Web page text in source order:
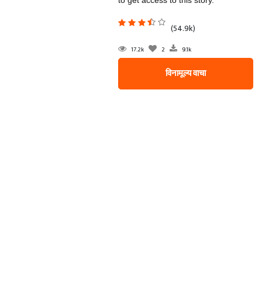
(54.9k)
17.2k 2 9.1k
विनामूल्य वाचा